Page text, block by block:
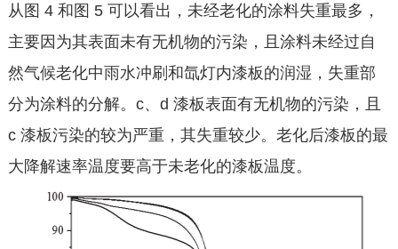
从图 4 和图 5 可以看出，未经老化的涂料失重最多，
主要因为其表面未有无机物的污染，且涂料未经过自
然气候老化中雨水冲刷和氙灯内漆板的润湿，失重部
分为涂料的分解。c、d 漆板表面有无机物的污染，且
c 漆板污染的较为严重，其失重较少。老化后漆板的最
大降解速率温度要高于未老化的漆板温度。